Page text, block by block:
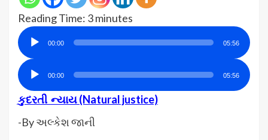
Reading Time: 3minutes
Audio
Player
00:00 05:56
Audio
Player
00:00 05:56
કુદરતી ન્યાય (Natural justice)
-By અલ્કેશ જાની